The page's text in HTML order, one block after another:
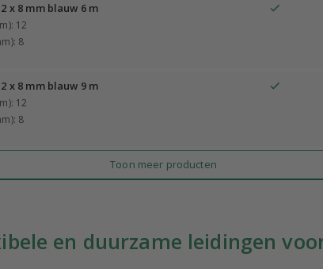
x 8 mm blauw 6 m
12
8
x 8 mm blauw 9 m
12
8
Toon meer producten
en duurzame leidingen